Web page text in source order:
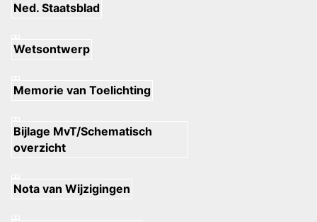
Ned. Staatsblad
Wetsontwerp
Memorie van Toelichting
Bijlage MvT/Schematisch
overzicht
Nota van Wijzigingen